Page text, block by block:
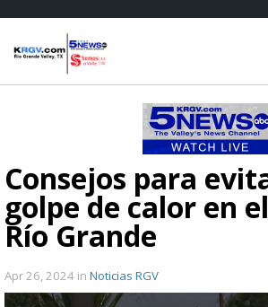
Consejos para
golpe de calor en
Río Grande
Apr 26, 2024 in Noticias RGV